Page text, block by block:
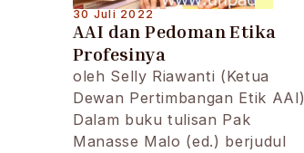
30 Juli 2022
AAI dan Pedoman Etika
Profesinya
oleh Selly Riawanti (Ketua
Dewan Pertimbangan Etik AAI)
Dalam buku tulisan Pak
Manasse Malo (ed.) berjudul